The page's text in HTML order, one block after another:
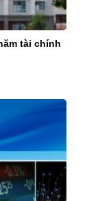
tài chính